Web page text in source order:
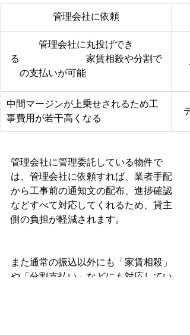
管理会社に依頼
管理会社に丸投げでき
る　　　　　　　家賃相殺や分割で
の支払いが可能
中間マージンが上乗せされるため工
事費用が若干高くなる
管理会社に管理委託している物件で
は、管理会社に依頼すれば、業者手配
から工事前の通知文の配布、進捗確認
などすべて対応してくれるため、貸主
側の負担が軽減されます。
また通常の振込以外にも「家賃相殺」
や「分割支払い」などにも対応してい